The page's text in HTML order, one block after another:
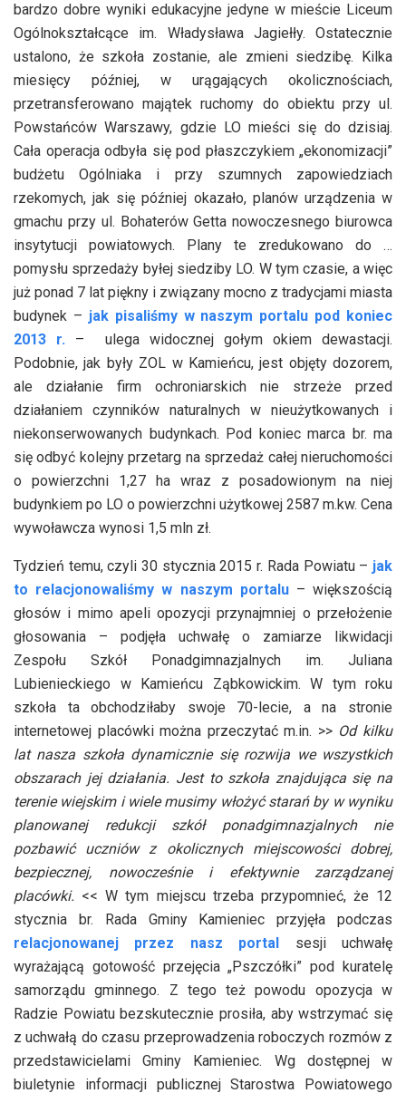
bardzo dobre wyniki edukacyjne jedyne w mieście Liceum
Ogólnokształcące im. Władysława Jagiełły. Ostatecznie
ustalono, że szkoła zostanie, ale zmieni siedzibę. Kilka
miesięcy później, w urągających okolicznościach,
przetransferowano majątek ruchomy do obiektu przy ul.
Powstańców Warszawy, gdzie LO mieści się do dzisiaj.
Cała operacja odbyła się pod płaszczykiem „ekonomizacji”
budżetu Ogólniaka i przy szumnych zapowiedziach
rzekomych, jak się później okazało, planów urządzenia w
gmachu przy ul. Bohaterów Getta nowoczesnego biurowca
insytytucji powiatowych. Plany te zredukowano do …
pomysłu sprzedaży byłej siedziby LO. W tym czasie, a więc
już ponad 7 lat piękny i związany mocno z tradycjami miasta
budynek – jak pisaliśmy w naszym portalu pod koniec
2013 r. – ulega widocznej gołym okiem dewastacji.
Podobnie, jak były ZOL w Kamieńcu, jest objęty dozorem,
ale działanie firm ochroniarskich nie strzeże przed
działaniem czynników naturalnych w nieużytkowanych i
niekonserwowanych budynkach. Pod koniec marca br. ma
się odbyć kolejny przetarg na sprzedaż całej nieruchomości
o powierzchni 1,27 ha wraz z posadowionym na niej
budynkiem po LO o powierzchni użytkowej 2587 m.kw. Cena
wywoławcza wynosi 1,5 mln zł.
Tydzień temu, czyli 30 stycznia 2015 r. Rada Powiatu – jak
to relacjonowaliśmy w naszym portalu– większością
głosów i mimo apeli opozycji przynajmniej o przełożenie
głosowania – podjęła uchwałę o zamiarze likwidacji
Zespołu Szkół Ponadgimnazjalnych im. Juliana
Lubienieckiego w Kamieńcu Ząbkowickim. W tym roku
szkoła ta obchodziłaby swoje 70-lecie, a na stronie
internetowej placówki można przeczytać m.in. >> Od kilku
lat nasza szkoła dynamicznie się rozwija we wszystkich
obszarach jej działania. Jest to szkoła znajdująca się na
terenie wiejskim i wiele musimy włożyć starań by w wyniku
planowanej redukcji szkół ponadgimnazjalnych nie
pozbawić uczniów z okolicznych miejscowości dobrej,
bezpiecznej, nowocześnie i efektywnie zarządzanej
placówki. << W tym miejscu trzeba przypomnieć, że 12
stycznia br. Rada Gminy Kamieniec przyjęła podczas
relacjonowanej przez nasz portal sesji uchwałę
wyrażającą gotowość przejęcia „Pszczółki” pod kuratelę
samorządu gminnego. Z tego też powodu opozycja w
Radzie Powiatu bezskutecznie prosiła, aby wstrzymać się
z uchwałą do czasu przeprowadzenia roboczych rozmów z
przedstawicielami Gminy Kamieniec. Wg dostępnej w
biuletynie informacji publicznej Starostwa Powiatowego